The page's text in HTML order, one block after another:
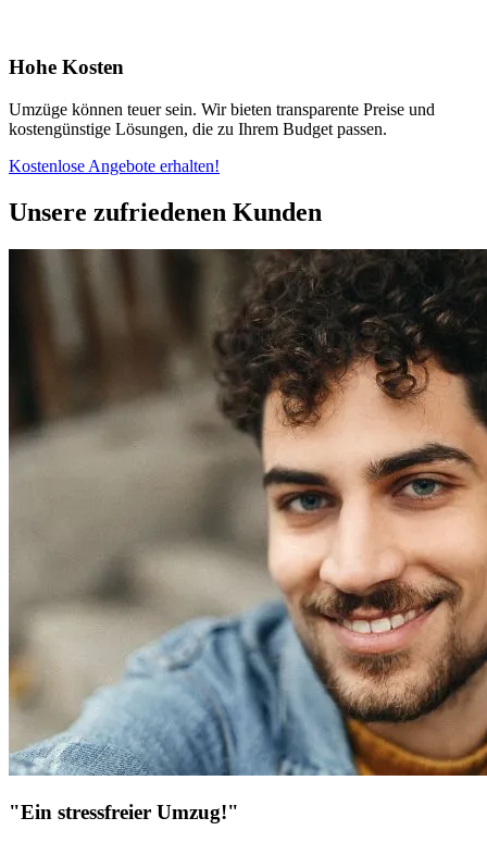
Hohe Kosten
Umzüge können teuer sein. Wir bieten transparente Preise und
kostengünstige Lösungen, die zu Ihrem Budget passen.
Kostenlose Angebote erhalten!
Unsere zufriedenen Kunden
"Ein stressfreier Umzug!"